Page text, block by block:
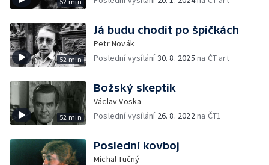
52 min
Já budu chodit po špičkách
Petr Novák
Poslední vysílání30. 8. 2025 na ČT art
52 min
Božský skeptik
Václav Voska
Poslední vysílání 26. 8. 2022na ČT1
Poslední kovboj
Michal Tučný